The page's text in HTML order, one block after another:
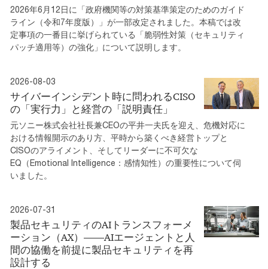
2026年6月12日に「政府機関等の対策基準策定のためのガイド
ライン（令和7年度版）」が一部改定されました。本稿では改
定事項の一番目に挙げられている「脆弱性対策（セキュリティ
パッチ適用等）の強化」について説明します。
2026-08-03
サイバーインシデント時に問われるCISO
の「実行力」と経営の「説明責任」
元ソニー株式会社社長兼CEOの平井一夫氏を迎え、危機対応に
おける情報開示のあり方、平時から築くべき経営トップと
CISOのアライメント、そしてリーダーに不可欠な
EQ（Emotional Intelligence：感情知性）の重要性について伺
いました。
2026-07-31
製品セキュリティのAIトランスフォーメ
ーション（AX）――AIエージェントと人
間の協働を前提に製品セキュリティを再
設計する